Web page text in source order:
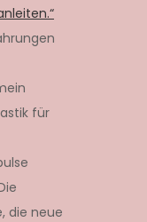
für
die neue